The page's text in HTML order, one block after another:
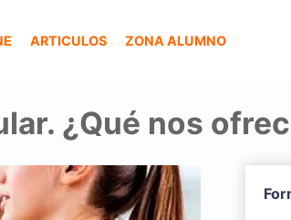
ARTICULOS ZONA ALUMNO
¿Qué nos